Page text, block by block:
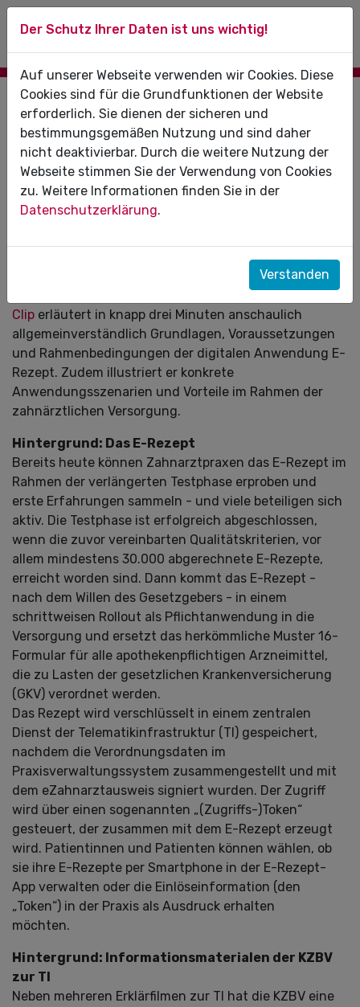
21.03.2022
Speziell für Zahnarztpraxen: So
funktioniert das E-Rezept (mit
Erklärvideo der KZBV)
Um speziell Zahnarztpraxen auf die Einführung des
die Kassenzahnärztliche Bundesvereinigung (KZBV)
einen Informationsfilm produziert, der auf die
besonderen Belange des Berufsstands abstellt. Der
Clip erläutert in knapp drei Minuten anschaulich
allgemeinverständlich Grundlagen, Voraussetzungen
und Rahmenbedingungen der digitalen Anwendung E-
Rezept. Zudem illustriert er konkrete
Anwendungsszenarien und Vorteile im Rahmen der
zahnärztlichen Versorgung.
Hintergrund: Das E-Rezept
Bereits heute können Zahnarztpraxen das E-Rezept im
Rahmen der verlängerten Testphase erproben und
erste Erfahrungen sammeln - und viele beteiligen sich
aktiv. Die Testphase ist erfolgreich abgeschlossen,
wenn die zuvor vereinbarten Qualitätskriterien, vor
allem mindestens 30.000 abgerechnete E-Rezepte,
erreicht worden sind. Dann kommt das E-Rezept -
nach dem Willen des Gesetzgebers - in einem
schrittweisen Rollout als Pflichtanwendung in die
Versorgung und ersetzt das herkömmliche Muster 16-
Formular für alle apothekenpflichtigen Arzneimittel,
die zu Lasten der gesetzlichen Krankenversicherung
(GKV) verordnet werden.
Das Rezept wird verschlüsselt in einem zentralen
Dienst der Telematikinfrastruktur (TI) gespeichert,
nachdem die Verordnungsdaten im
Praxisverwaltungssystem zusammengestellt und mit
dem eZahnarztausweis signiert wurden. Der Zugriff
wird über einen sogenannten „(Zugriffs-)Token“
gesteuert, der zusammen mit dem E-Rezept erzeugt
wird. Patientinnen und Patienten können wählen, ob
sie ihre E-Rezepte per Smartphone in der E-Rezept-
App verwalten oder die Einlöseinformation (den
„Token“) in der Praxis als Ausdruck erhalten
möchten.
Hintergrund: Informationsmaterialen der KZBV
zur TI
Neben mehreren Erklärfilmen zur TI hat die KZBV eine
Der Schutz Ihrer Daten ist uns wichtig!
Auf unserer Webseite verwenden wir Cookies. Diese
Cookies sind für die Grundfunktionen der Website
erforderlich. Sie dienen der sicheren und
bestimmungsgemäßen Nutzung und sind daher
nicht deaktivierbar. Durch die weitere Nutzung der
Webseite stimmen Sie der Verwendung von Cookies
zu. Weitere Informationen finden Sie in der
Datenschutzerklärung.
Verstanden